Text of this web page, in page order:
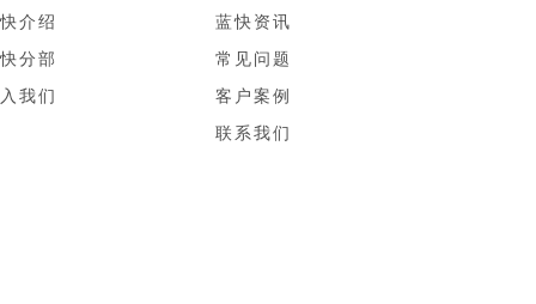
介绍
分部
我们
蓝快资讯
常见问题
客户案例
联系我们